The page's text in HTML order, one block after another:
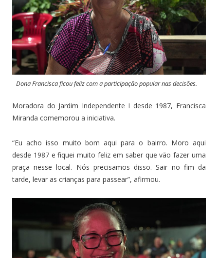
Dona Francisca ficou feliz com a participação popular nas decisões.
Moradora do Jardim Independente I desde 1987, Francisca
Miranda comemorou a iniciativa.
“Eu acho isso muito bom aqui para o bairro. Moro aqui
desde 1987 e fiquei muito feliz em saber que vão fazer uma
praça nesse local. Nós precisamos disso. Sair no fim da
tarde, levar as crianças para passear”, afirmou.